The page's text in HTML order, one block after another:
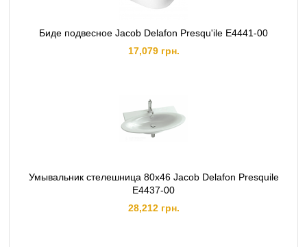
Биде подвесное Jacob Delafon Presqu'ile E4441-00
17,079 грн.
Умывальник стелешница 80х46 Jacob Delafon Presquile
E4437-00
28,212 грн.